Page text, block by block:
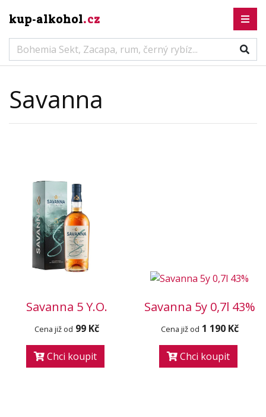
kup-alkohol.cz
Savanna
Savanna 5 Y.O.
Cena již od 99 Kč
Chci koupit
Savanna 5y 0,7l 43%
Cena již od 1 190 Kč
Chci koupit